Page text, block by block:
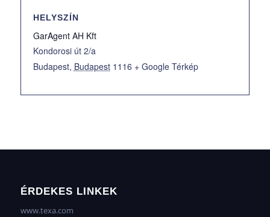
HELYSZÍN
GarAgent AH Kft
Kondorosi út 2/a
Budapest, Budapest 1116 + Google Térkép
ÉRDEKES LINKEK
www.texa.com